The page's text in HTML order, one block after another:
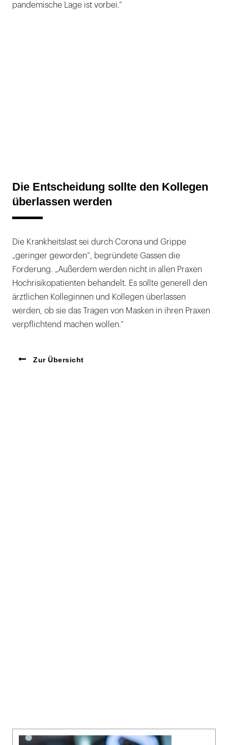
pandemische Lage ist vorbei.“
Die Entscheidung sollte den Kollegen
überlassen werden
Die Krankheitslast sei durch Corona und Grippe
„geringer geworden“, begründete Gassen die
Forderung. „Außerdem werden nicht in allen Praxen
Hochrisiko­patienten behandelt. Es sollte generell den
ärztlichen Kolleginnen und Kollegen überlassen
werden, ob sie das Tragen von Masken in ihren Praxen
verpflichtend machen wollen.“
Zur Übersicht